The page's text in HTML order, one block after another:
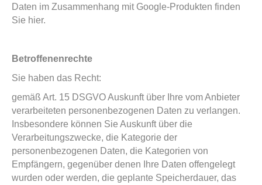
Daten im Zusammenhang mit Google-Produkten finden
Sie hier.
Betroffenenrechte
Sie haben das Recht:
gemäß Art. 15 DSGVO Auskunft über Ihre vom Anbieter
verarbeiteten personenbezogenen Daten zu verlangen.
Insbesondere können Sie Auskunft über die
Verarbeitungszwecke, die Kategorie der
personenbezogenen Daten, die Kategorien von
Empfängern, gegenüber denen Ihre Daten offengelegt
wurden oder werden, die geplante Speicherdauer, das